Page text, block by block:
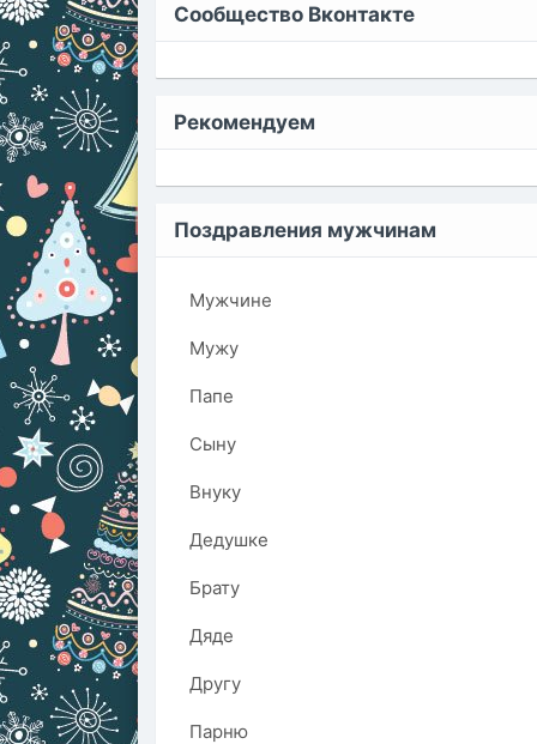
Сообщество Вконтакте
Рекомендуем
Поздравления мужчинам
Мужчине
Мужу
Папе
Сыну
Внуку
Дедушке
Брату
Дяде
Другу
Парню